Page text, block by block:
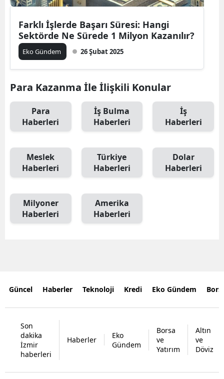
Farklı İşlerde Başarı Süresi: Hangi
Sektörde Ne Sürede 1 Milyon Kazanılır?
Eko Gündem 26 Şubat 2025
Para Kazanma İle İlişkili Konular
Para
Haberleri
İş Bulma
Haberleri
İş
Haberleri
Meslek
Haberleri
Türkiye
Haberleri
Dolar
Haberleri
Milyoner
Haberleri
Amerika
Haberleri
Güncel Haberler Teknoloji Kredi Eko Gündem
Son
dakika
İzmir
haberleri
Haberler
Eko
Gündem
Borsa
ve
Yatırım
Altın
ve
Döviz